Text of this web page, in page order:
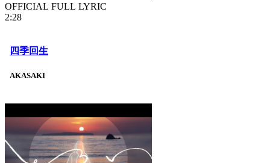
OFFICIAL FULL LYRIC
2:28
四季回生
AKASAKI